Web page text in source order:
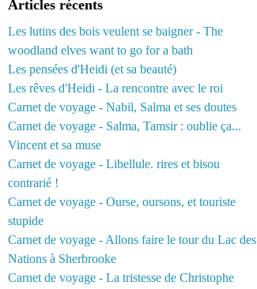
Articles récents
Les lutins des bois veulent se baigner - The
woodland elves want to go for a bath
Les pensées d'Heidi (et sa beauté)
Les rêves d'Heidi - La rencontre avec le roi
Carnet de voyage - Nabil, Salma et ses doutes
Carnet de voyage - Salma, Tamsir : oublie ça...
Vincent et sa muse
Carnet de voyage - Libellule. rires et bisou
contrarié !
Carnet de voyage - Ourse, oursons, et touriste
stupide
Carnet de voyage - Allons faire le tour du Lac des
Nations à Sherbrooke
Carnet de voyage - La tristesse de Christophe